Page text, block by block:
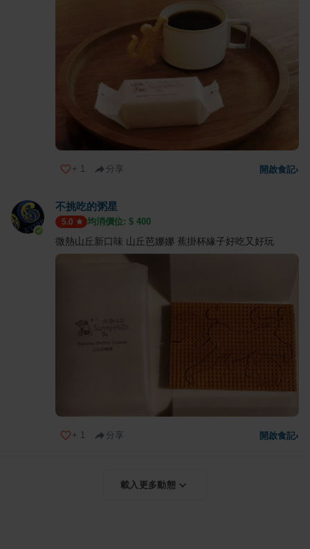
+ 1 分享 開啟食記›
不挑吃的粥星
5.0 均消價位: $ 400
微熱山丘新口味 山丘芭娜娜 蕉掛杯緣子好吃又好玩
+ 1 分享 開啟食記›
載入更多動態